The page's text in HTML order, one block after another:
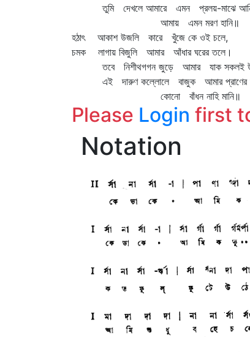
তুমি দেখলে আমারে এমন প্রলয়-মাঝে
আমায় এমন মরণ হানি॥
হঠাৎ আকাশ উজলি কারে খুঁজে কে ওই চলে,
চমক লাগায় বিজুলি আমার আঁধার ঘরের তলে।
তবে নিশীথগগন জুড়ে আমার যাক সকলই
এই দারুণ কল্লোলে বাজুক আমার প্রাণের
কোনো বাঁধন নাহি মানি॥
Please Login first
Notation